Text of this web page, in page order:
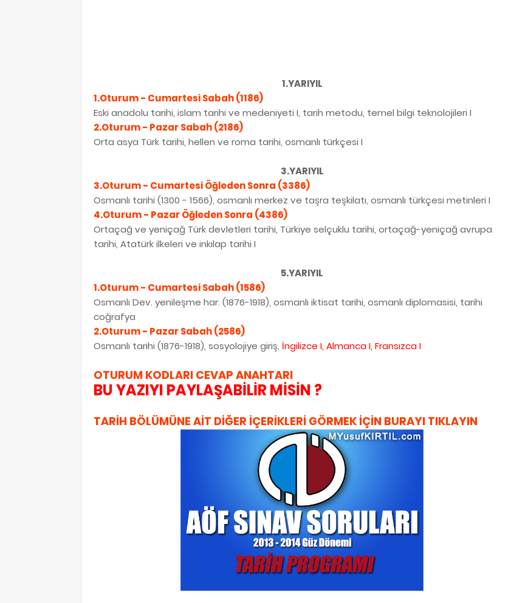
1.YARIYIL
1.Oturum - Cumartesi Sabah (1186)
Eski anadolu tarihi, islam tarihi ve medeniyeti I, tarih metodu, temel bilgi teknolojileri I
2.Oturum - Pazar Sabah (2186)
Orta asya Türk tarihi, hellen ve roma tarihi, osmanlı türkçesi I
3.YARIYIL
3.Oturum - Cumartesi Öğleden Sonra (3386)
Osmanlı tarihi (1300 - 1566), osmanlı merkez ve taşra teşkilatı, osmanlı türkçesi metinleri I
4.Oturum - Pazar Öğleden Sonra (4386)
Ortaçağ ve yeniçağ Türk devletleri tarihi, Türkiye selçuklu tarihi, ortaçağ-yeniçağ avrupa
tarihi, Atatürk ilkeleri ve inkılap tarihi I
5.YARIYIL
1.Oturum - Cumartesi Sabah (1586)
Osmanlı Dev. yenileşme har. (1876-1918), osmanlı iktisat tarihi, osmanlı diplomasisi, tarihi
coğrafya
2.Oturum - Pazar Sabah (2586)
Osmanlı tarihi (1876-1918), sosyolojiye giriş, İngilizce I, Almanca I, Fransızca I
OTURUM KODLARI CEVAP ANAHTARI
BU YAZIYI PAYLAŞABİLİR MİSİN ?
TARİH BÖLÜMÜNE AİT DİĞER İÇERİKLERİ GÖRMEK İÇİN BURAYI TIKLAYIN